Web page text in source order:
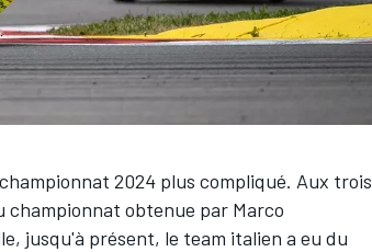
2024 plus compliqué. Aux trois
championnat obtenue par Marco
jusqu'à présent, le team italien a eu du